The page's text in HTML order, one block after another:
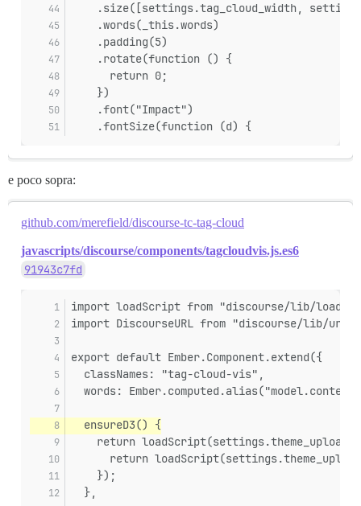
.size([settings.tag_cloud_width,
    .words(_this.words)
    .padding(5)
    .rotate(function () {
      return 0;
    })
    .font("Impact")
    .fontSize(function (d) {
e poco sopra:
github.com/merefield/discourse-tc-tag-cloud
javascripts/discourse/components/tagcloudvis.js.es6
91943c7fd
import loadScript from "discourse/lib/load-
import DiscourseURL from "discourse/lib/url";
export default Ember.Component.extend({
  classNames: "tag-cloud-vis",
words:
  ensureD3() {
return
return
    });
  },